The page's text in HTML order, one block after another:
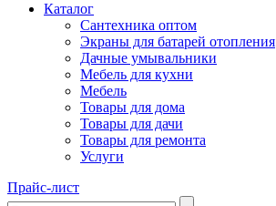
Каталог
Сантехника оптом
Экраны для батарей отопления
Дачные умывальники
Мебель для кухни
Мебель
Товары для дома
Товары для дачи
Товары для ремонта
Услуги
Прайс-лист